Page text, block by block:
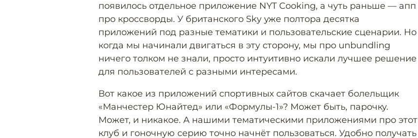
появилось отдельное приложение NYT Coоking, а чуть раньше — апп
про кроссворды. У британского Sky уже полтора десятка
приложений под разные тематики и пользовательские сценарии. Но
когда мы начинали двигаться в эту сторону, мы про unbundling
ничего толком не знали, просто интуитивно искали лучшее решение
для пользователей с разными интересами.
Вот какое из приложений спортивных сайтов скачает болельщик
«Манчестер Юнайтед» или «Формулы-1»? Может быть, парочку.
Может, и никакое. А нашими тематическими приложениями про этот
клуб и гоночную серию точно начнёт пользоваться. Удобно получать